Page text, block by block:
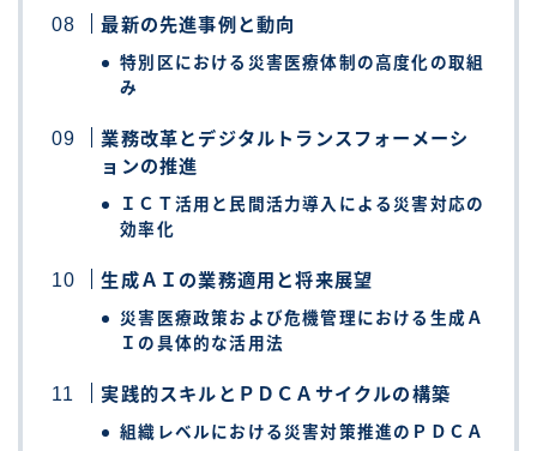
最新の先進事例と動向
特別区における災害医療体制の高度化の取組
み
業務改革とデジタルトランスフォーメーシ
ョンの推進
ＩＣＴ活用と民間活力導入による災害対応の
効率化
生成ＡＩの業務適用と将来展望
災害医療政策および危機管理における生成Ａ
Ｉの具体的な活用法
実践的スキルとＰＤＣＡサイクルの構築
組織レベルにおける災害対策推進のＰＤＣＡ